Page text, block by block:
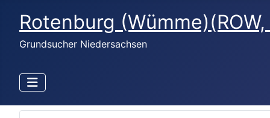
Rotenburg (Wümme)(ROW,
Grundsucher Niedersachsen